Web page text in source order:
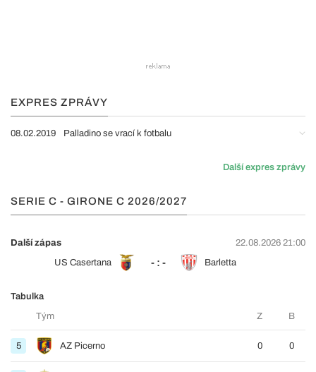
EXPRES ZPRÁVY
08.02.2019 Palladino se vrací k fotbalu
Další expres zprávy
SERIE C - GIRONE C 2026/2027
Další zápas
22.08.2026 21:00
US Casertana
- : - Barletta
Tabulka
Tým
Z B
5 AZ Picerno 0 0